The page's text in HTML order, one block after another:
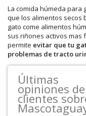
La comida húmeda para
que los alimentos secos
gato come alimentos
sus riñones activos mas
permite evitar que tu
problemas de tracto
Últimas
opiniones de
clientes